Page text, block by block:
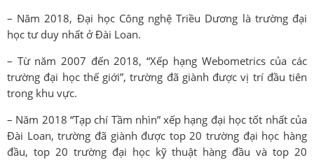
– Năm 2018, Đại học Công nghệ Triều Dương là trường đại
học tư duy nhất ở Đài Loan.
– Từ năm 2007 đến 2018, “Xếp hạng Webometrics của các
trường đại học thế giới”, trường đã giành được vị trí đầu tiên
trong khu vực.
– Năm 2018 “Tạp chí Tầm nhìn” xếp hạng đại học tốt nhất của
Đài Loan, trường đã giành được top 20 trường đại học hàng
đầu, top 20 trường đại học kỹ thuật hàng đầu và top 20